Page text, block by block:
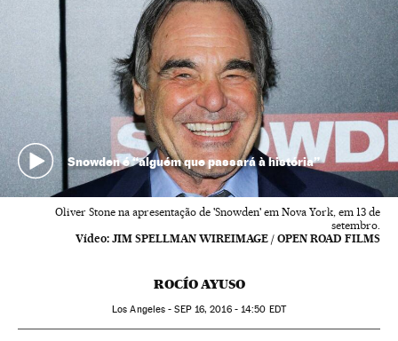
Snowden é “alguém que passará à história”
Oliver Stone na apresentação de 'Snowden' em Nova York, em 13 de
setembro.
Vídeo: JIM SPELLMAN WIREIMAGE / OPEN ROAD FILMS
ROCÍO AYUSO
Los Angeles -SEP16, 2016 - 14:50 EDT